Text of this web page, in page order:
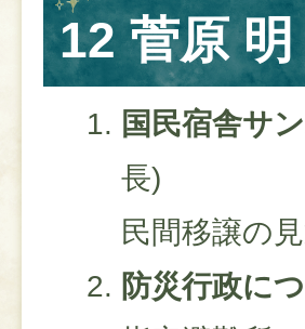
12 菅原
国民宿舎サ
長)
民間移譲の
防災行政に